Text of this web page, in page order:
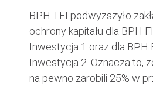
BPH TFI podwyższyło
ochrony kapitału dla BPH
Inwestycja 1 oraz dla BPH
Inwestycja 2. Oznacza to,
na pewno zarobili 25% w